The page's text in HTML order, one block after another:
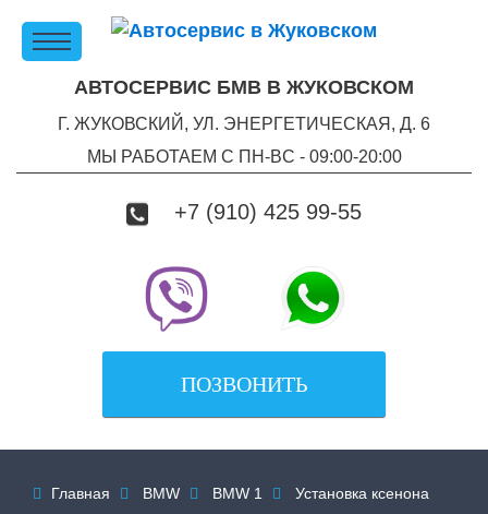
АВТОСЕРВИС БМВ В ЖУКОВСКОМ
Г. ЖУКОВСКИЙ, УЛ. ЭНЕРГЕТИЧЕСКАЯ, Д. 6
МЫ РАБОТАЕМ С ПН-ВC - 09:00-20:00
+7 (910) 425 99-55
ПОЗВОНИТЬ
 Главная  BMW  BMW 1  Установка ксенона